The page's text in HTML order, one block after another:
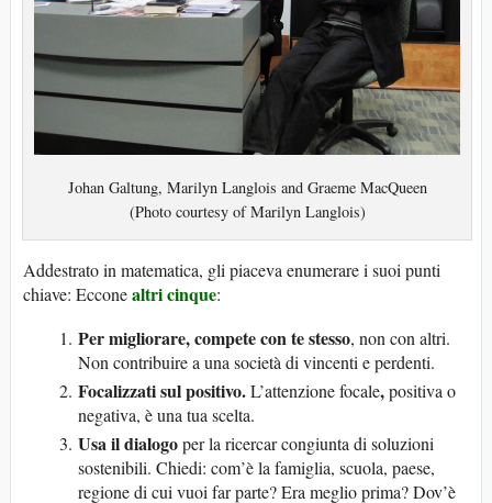
Johan Galtung, Marilyn Langlois and Graeme MacQueen
(Photo courtesy of Marilyn Langlois)
Addestrato in matematica, gli piaceva enumerare i suoi punti
chiave: Ecconealtri cinque:
Per migliorare, compete con te stesso, non con altri.
Non contribuire a una società di vincenti e perdenti.
Focalizzati sul positivo.L’attenzione focale,positiva o
negativa, è una tua scelta.
Usa il dialogoper la ricercar congiunta di soluzioni
sostenibili. Chiedi: com’è la famiglia, scuola, paese,
regione di cui vuoi far parte? Era meglio prima? Dov’è